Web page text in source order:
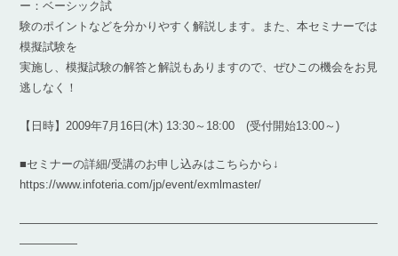
ー：ベーシック試
験のポイントなどを分かりやすく解説します。また、本セミナーでは
模擬試験を
実施し、模擬試験の解答と解説もありますので、ぜひこの機会をお見
逃しなく！
【日時】2009年7月16日(木) 13:30～18:00 (受付開始13:00～)
■セミナーの詳細/受講のお申し込みはこちらから↓
https://www.infoteria.com/jp/event/exmlmaster/
―――――――――――――――――――――――――――――――
―――――